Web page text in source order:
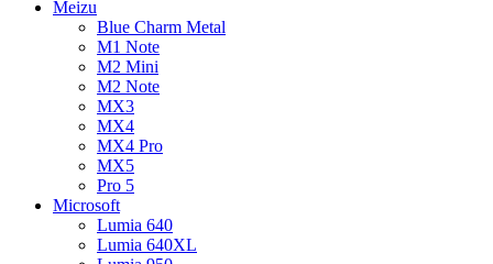
Meizu
Blue Charm Metal
M1 Note
M2 Mini
M2 Note
MX3
MX4
MX4 Pro
MX5
Pro 5
Microsoft
Lumia 640
Lumia 640XL